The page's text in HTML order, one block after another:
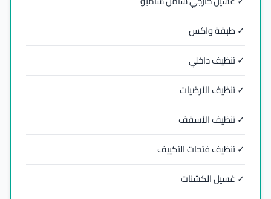
✓ طبقة واكس
✓ تنظيف داخلي
✓ تنظيف الأرضيات
✓ تنظيف الأسقف
✓ تنظيف فتحات التكييف
✓ غسيل الكشنات